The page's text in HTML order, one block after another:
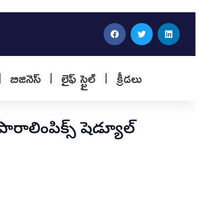
బిజినెస్ లైఫ్ స్టైల్ క్రీడలు
షెడ్యూల్